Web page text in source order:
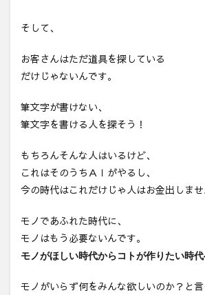
そして、
お客さんはただ道具を探している
だけじゃないんです。
筆文字が書けない、
筆文字を書ける人を探そう！
もちろんそんな人はいるけど、
これはそのうちＡＩがやるし、
今の時代はこれだけじゃ人はお金出しませ
モノであふれた時代に、
モノはもう必要ないんです。
モノがほしい時代からコトが作りたい時
モノがいらず何をみんな欲しいのか？と言